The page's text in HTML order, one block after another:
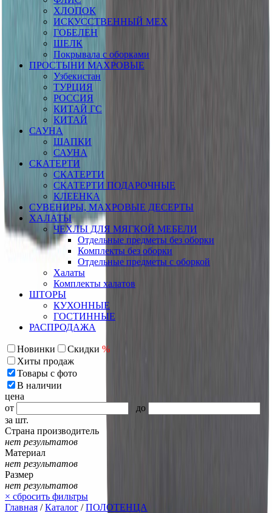
ХЛОПОК
ИСКУССТВЕННЫЙ МЕХ
ГОБЕЛЕН
ШЕЛК
Покрывала с оборками
ПРОСТЫНИ МАХРОВЫЕ
Узбекистан
ТУРЦИЯ
РОССИЯ
КИТАЙ ГС
КИТАЙ
САУНА
ШАПКИ
САУНА
СКАТЕРТИ
СКАТЕРТИ
СКАТЕРТИ ПОДАРОЧНЫЕ
КЛЕЕНКА
СУВЕНИРЫ, МАХРОВЫЕ ДЕСЕРТЫ
ХАЛАТЫ
ЧЕХЛЫ ДЛЯ МЯГКОЙ МЕБЕЛИ
Отдельные предметы без оборки
Комплекты без оборки
Отдельные предметы с оборкой
Халаты
Комплекты халатов
ШТОРЫ
КУХОННЫЕ
ГОСТИННЫЕ
РАСПРОДАЖА
Новинки Скидки %
Хиты продаж
Товары с фото
В наличии
цена
от
до
за шт.
Страна производитель
нет результатов
Материал
нет результатов
Размер
нет результатов
× сбросить фильтры
Главная /Каталог /ПОЛОТЕНЦА